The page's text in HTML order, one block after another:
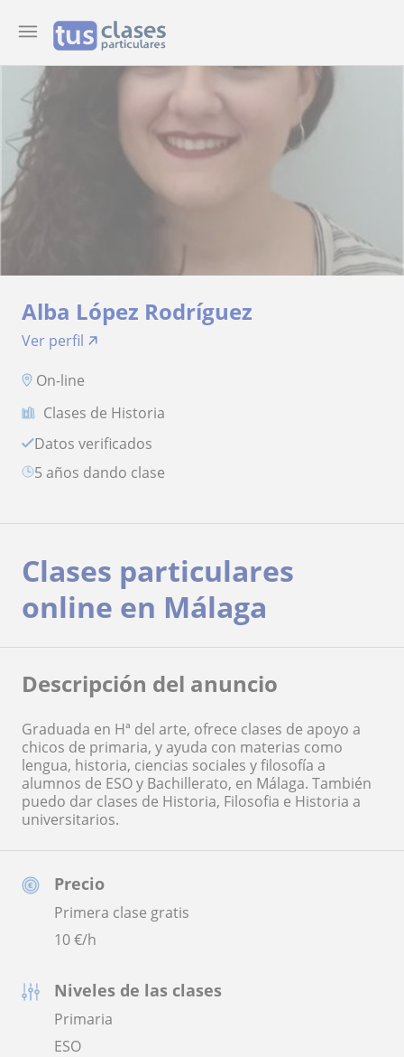
Alba López Rodríguez
Ver perfil
On-line
Clases de Historia
Datos verificados
5 años dando clase
Precio
Primera clase gratis
10€/h
Niveles de las clases
Primaria
ESO
Clases particulares
online en Málaga
Descripción del anuncio
Graduada en Hª del arte, ofrece clases de apoyo a
chicos de primaria, y ayuda con materias como
lengua, historia, ciencias sociales y filosofía a
alumnos de ESO y Bachillerato, en Málaga. También
puedo dar clases de Historia, Filosofia e Historia a
universitarios.